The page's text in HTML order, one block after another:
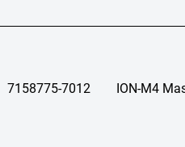
7158775-7012 ION-M4